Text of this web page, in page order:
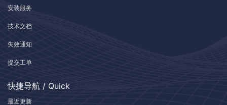
安装服务
技术文档
失效通知
提交工单
快捷导航 / Quick
最近更新